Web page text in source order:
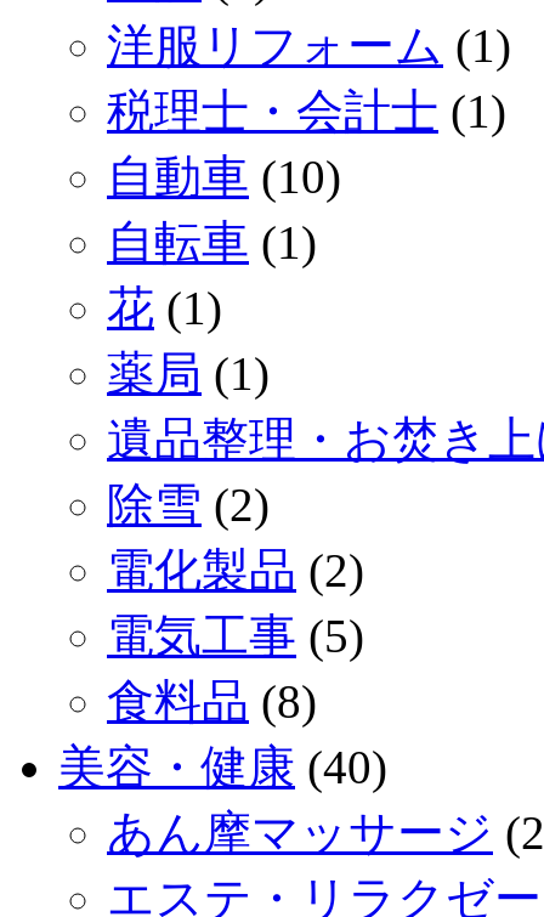
洋服リフォーム (1)
税理士・会計士 (1)
自動車 (10)
自転車 (1)
花 (1)
薬局 (1)
遺品整理・お焚き
除雪 (2)
電化製品 (2)
電気工事 (5)
食料品 (8)
美容・健康 (40)
あん摩マッサージ
エステ・リラクゼ